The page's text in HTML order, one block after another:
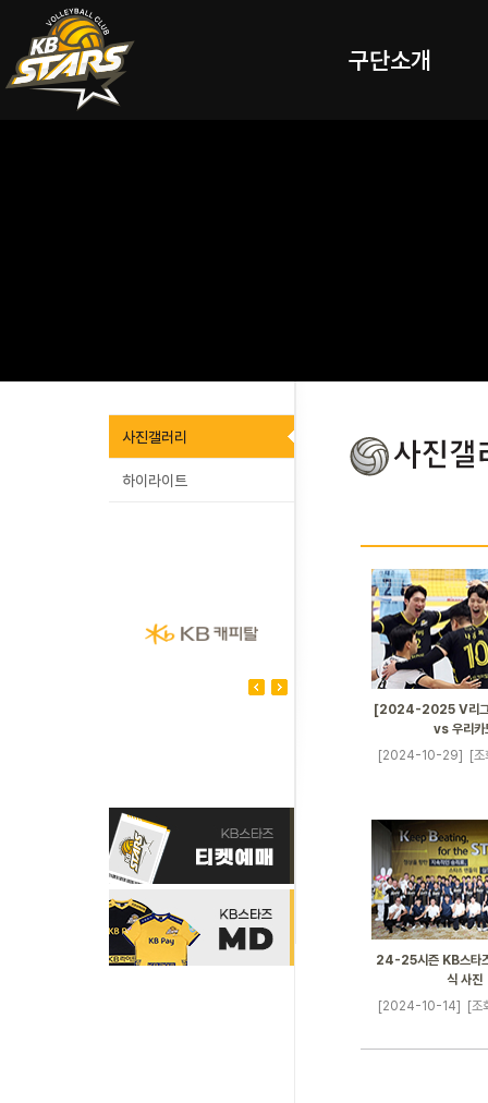
구단소개
사진갤러리
하이라이트
[2024-2025 V리
vs 우리카
[2024-10-29]
[
24-25시즌 KB스타
식 사진
[2024-10-14]
[조